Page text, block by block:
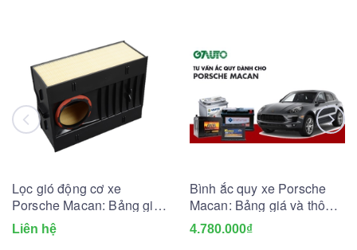
Lọc gió động cơ xe
Porsche Macan: Bảng giá
và Tư vấn A-Z
Liên hệ
Bình ắc quy xe Porsche
Macan: Bảng giá và thông
số kỹ thuật
4.780.000₫